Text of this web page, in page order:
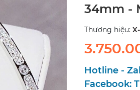
34mm -
Thương hiệu:
Hotline -
Facebook: